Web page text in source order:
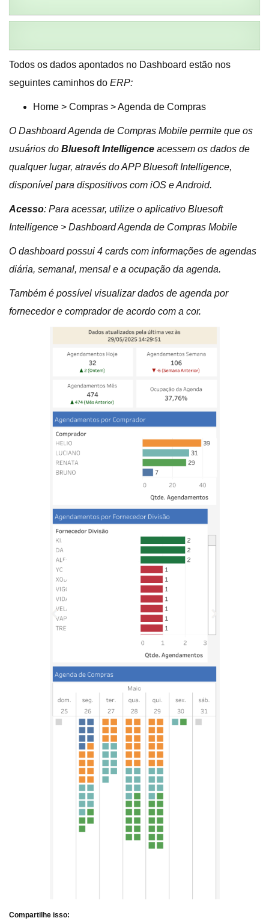
Todos os dados apontados no Dashboard estão nos
seguintes caminhos do ERP:
Home > Compras > Agenda de Compras
O Dashboard Agenda de Compras Mobile permite que os
usuários do Bluesoft Intelligence acessem os dados de
qualquer lugar, através do APP Bluesoft Intelligence,
disponível para dispositivos com iOS e Android.
Acesso: Para acessar, utilize o aplicativo Bluesoft
Intelligence > Dashboard Agenda de Compras Mobile
O dashboard possui 4 cards com informações de agendas
diária, semanal, mensal e a ocupação da agenda.
Também é possível visualizar dados de agenda por
fornecedor e comprador de acordo com a cor.
Compartilhe isso: